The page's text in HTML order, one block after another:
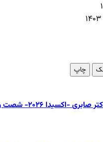
چاپ
پنجمین کنگره بین‌المللی جامعه دندانپزشکی ایران